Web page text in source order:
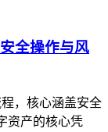
全操作与风
，核心涵盖安全
资产的核心凭